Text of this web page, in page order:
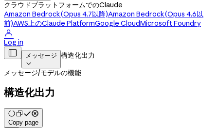
クラウドプラットフォームでのClaude
Amazon Bedrock(Opus 4.7以降)Amazon Bedrock(Opus 4.6以
前)AWS上のClaude PlatformGoogle CloudMicrosoft Foundry

Log in
 メッセージ

構造化出力
メッセージ/モデルの機能
構造化出力
Copy page